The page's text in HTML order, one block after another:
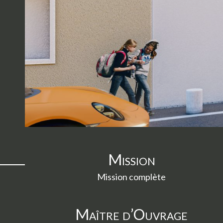
gestures.
Mission
Mission complète
Maître d’Ouvrage